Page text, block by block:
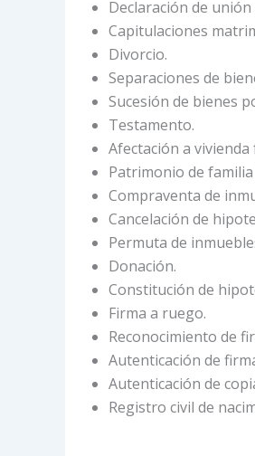
Declaración de
Capitulaciones
Divorcio.
Separaciones de
Sucesión de bienes
Testamento.
Afectación a vivienda
Patrimonio de
Compraventa de
Cancelación de
Permuta de
Donación.
Constitución de
Firma a ruego.
Reconocimiento de
Autenticación de
Autenticación de
Registro civil de